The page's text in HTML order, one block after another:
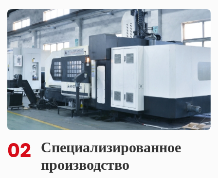
02 Специализированное
производство